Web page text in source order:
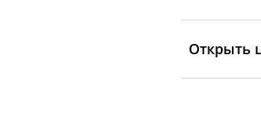
Открыть